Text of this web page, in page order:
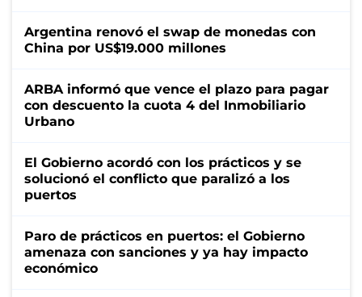
Argentina renovó el swap de monedas con
China por US$19.000 millones
ARBA informó que vence el plazo para pagar
con descuento la cuota 4 del Inmobiliario
Urbano
El Gobierno acordó con los prácticos y se
solucionó el conflicto que paralizó a los
puertos
Paro de prácticos en puertos: el Gobierno
amenaza con sanciones y ya hay impacto
económico